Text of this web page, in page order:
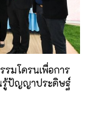
รมโดรนเพื่อการ
นรู้ปัญญาประดิษฐ์